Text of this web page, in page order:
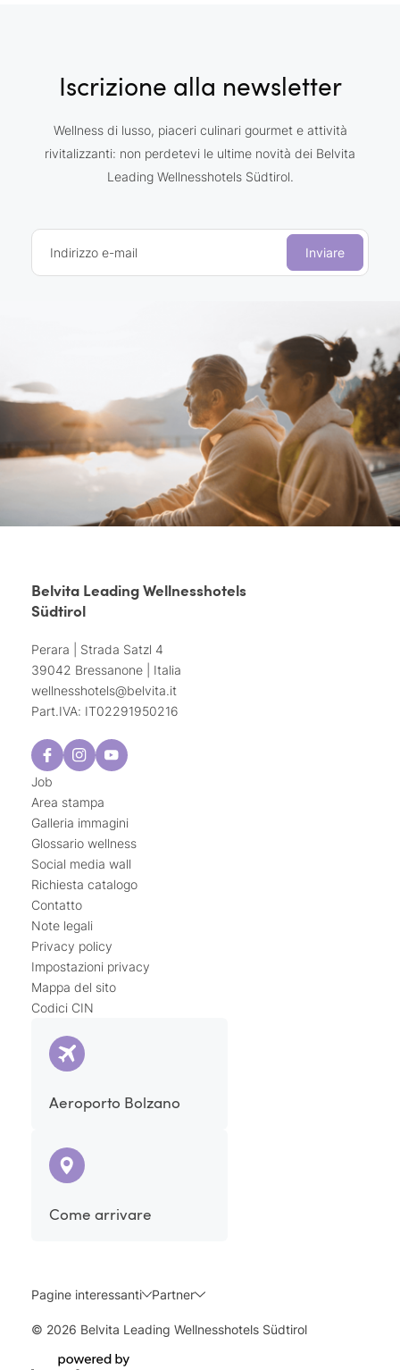
Trasporto bagagli
Iscrizione alla newsletter
Wellness di lusso, piaceri culinari gourmet e attività
rivitalizzanti: non perdetevi le ultime novità dei Belvita
Leading Wellnesshotels Südtirol.
Indirizzo e-mail Inviare
Belvita Leading Wellnesshotels
Südtirol
Perara | Strada Satzl 4
39042 Bressanone | Italia
wellnesshotels@belvita.it
Part.IVA: IT02291950216
Job
Area stampa
Galleria immagini
Glossario wellness
Social media wall
Richiesta catalogo
Contatto
Note legali
Privacy policy
Impostazioni privacy
Mappa del sito
Codici CIN
Aeroporto Bolzano
Come arrivare
Pagine interessanti Partner
© 2026 Belvita Leading Wellnesshotels Südtirol